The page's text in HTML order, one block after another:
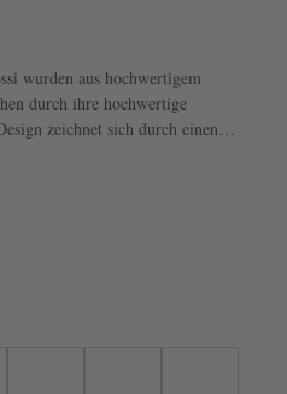
wurden aus hochwertigem
durch ihre hochwertige
zeichnet sich durch einen
Reißverschluss.